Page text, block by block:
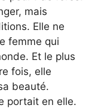
mais
Elle ne
femme qui
Et le plus
fois, elle
beauté.
portait en elle.